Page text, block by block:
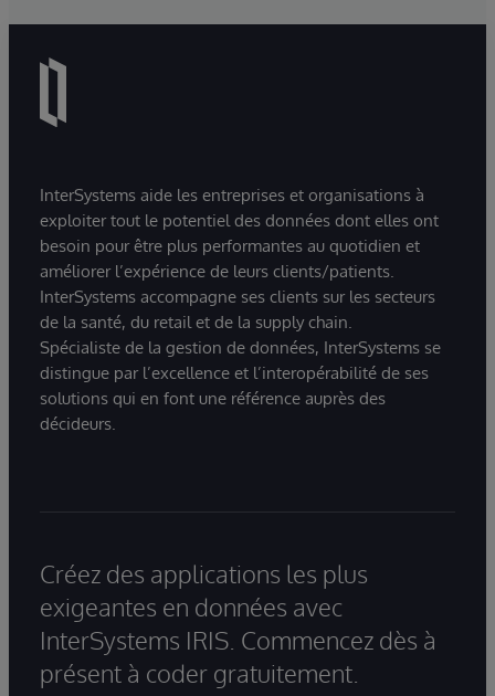
InterSystems aide les entreprises et organisations à
exploiter tout le potentiel des données dont elles ont
besoin pour être plus performantes au quotidien et
améliorer l’expérience de leurs clients/patients.
InterSystems accompagne ses clients sur les secteurs
de la santé, du retail et de la supply chain.
Spécialiste de la gestion de données, InterSystems se
distingue par l’excellence et l’interopérabilité de ses
solutions qui en font une référence auprès des
décideurs.
Créez des applications les plus
exigeantes en données avec
InterSystems IRIS. Commencez dès à
présent à coder gratuitement.